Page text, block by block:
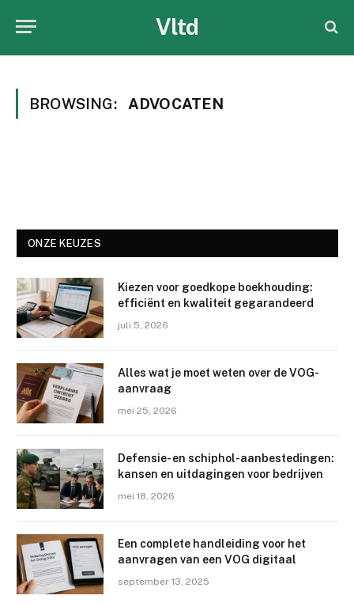
Vltd
BROWSING: ADVOCATEN
ONZE KEUZES
Kiezen voor goedkope boekhouding:
efficiënt en kwaliteit gegarandeerd
juli 5, 2026
Alles wat je moet weten over de VOG-
aanvraag
mei 25, 2026
Defensie- en schiphol-aanbestedingen:
kansen en uitdagingen voor bedrijven
mei 18, 2026
Een complete handleiding voor het
aanvragen van een VOG digitaal
september 13, 2025